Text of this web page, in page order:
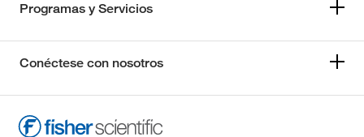
Programas y Servicios
Conéctese con nosotros